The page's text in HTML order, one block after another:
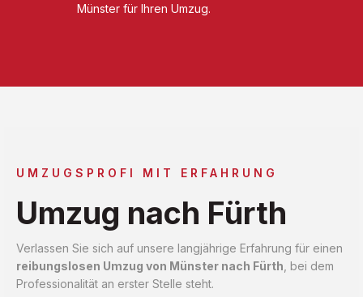
Münster für Ihren Umzug.
UMZUGSPROFI MIT ERFAHRUNG
Umzug nach Fürth
Verlassen Sie sich auf unsere langjährige Erfahrung für einen
reibungslosen Umzug von Münster nach Fürth , bei dem
Professionalität an erster Stelle steht.